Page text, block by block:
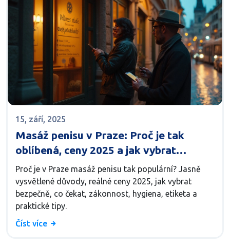
15, září, 2025
Masáž penisu v Praze: Proč je tak
oblíbená, ceny 2025 a jak vybrat
bezpečně
Proč je v Praze masáž penisu tak populární? Jasně
vysvětlené důvody, reálné ceny 2025, jak vybrat
bezpečně, co čekat, zákonnost, hygiena, etiketa a
praktické tipy.
Číst více